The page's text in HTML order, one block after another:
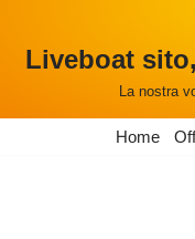
Liveboat
La nostra
Home